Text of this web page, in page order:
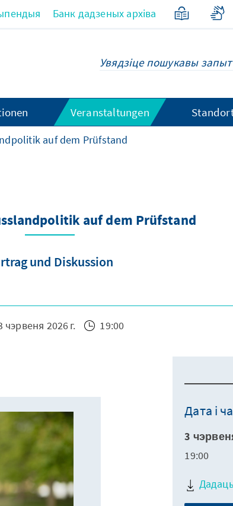
Банк дадзеных архіва
Veranstaltungen
auf dem Prüfstand
auf dem Prüfstand
und Diskussion
чэрвеня 2026 г. 19:00
Дата і
3
19:00